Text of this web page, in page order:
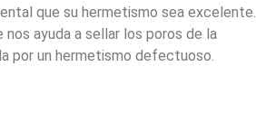
que su hermetismo sea excelente.
ayuda a sellar los poros de la
por un hermetismo defectuoso.